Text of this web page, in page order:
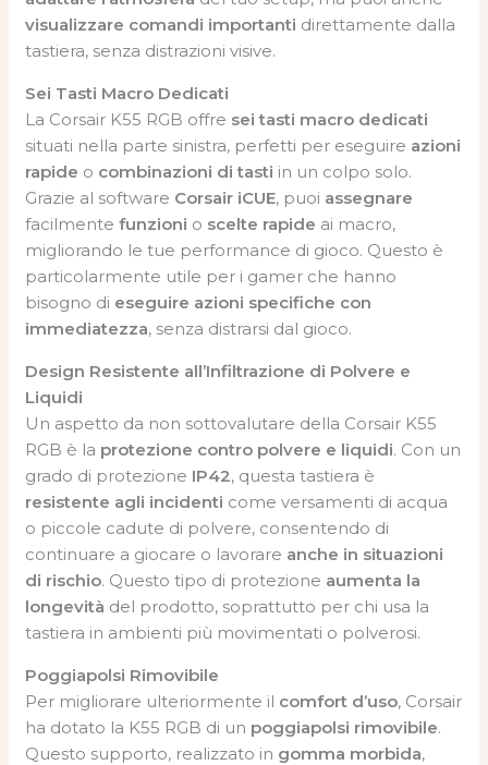
visualizzare comandi importanti direttamente dalla
tastiera, senza distrazioni visive.
Sei Tasti Macro Dedicati
La Corsair K55 RGB offre sei tasti macro dedicati
situati nella parte sinistra, perfetti per eseguire azioni
rapide o combinazioni di tasti in un colpo solo.
Grazie al software Corsair iCUE, puoi assegnare
facilmentefunzioni o scelte rapide ai macro,
migliorando le tue performance di gioco. Questo è
particolarmente utile per i gamer che hanno
bisogno di eseguire azioni specifiche con
immediatezza, senza distrarsi dal gioco.
Design Resistente all’Infiltrazione di Polvere e
Liquidi
Un aspetto da non sottovalutare della Corsair K55
RGB è la protezione contro polvere e liquidi. Con un
grado di protezione IP42, questa tastiera è
resistente agli incidenti come versamenti di acqua
o piccole cadute di polvere, consentendo di
continuare a giocare o lavorare anche in situazioni
di rischio. Questo tipo di protezione aumenta la
longevità del prodotto, soprattutto per chi usa la
tastiera in ambienti più movimentati o polverosi.
Poggiapolsi Rimovibile
Per migliorare ulteriormente il comfort d’uso, Corsair
ha dotato la K55 RGB di un poggiapolsi rimovibile.
Questo supporto, realizzato in gomma morbida,